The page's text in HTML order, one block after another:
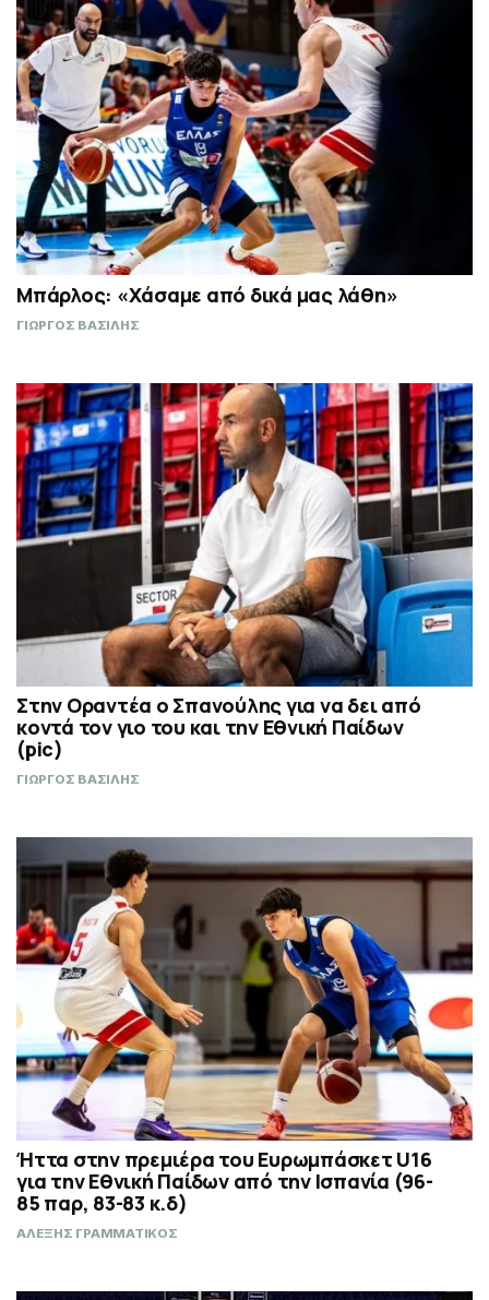
Μπάρλος: «Χάσαμε από δικά μας λάθη»
ΓΙΩΡΓΟΣ ΒΑΣΙΛΗΣ
Στην Οραντέα ο Σπανούλης για να δει από
κοντά τον γιο του και την Εθνική Παίδων
(pic)
ΓΙΩΡΓΟΣ ΒΑΣΙΛΗΣ
Ήττα στην πρεμιέρα του Ευρωμπάσκετ U16
για την Εθνική Παίδων από την Ισπανία (96-
85 παρ, 83-83 κ.δ)
ΑΛΕΞΗΣ ΓΡΑΜΜΑΤΙΚΟΣ